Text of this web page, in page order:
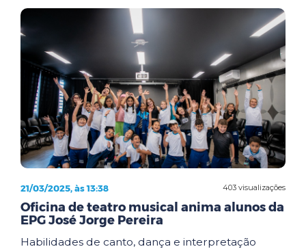
403 visualizações
21/03/2025, às 13:38
Oficina de teatro musical anima alunos da
EPG José Jorge Pereira
Habilidades de canto, dança e interpretação